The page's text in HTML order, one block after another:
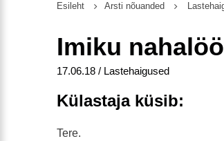
Esileht Arsti nõuanded
Imiku
17.06.18 / Lastehaigused
Külastaja küsib:
Tere.